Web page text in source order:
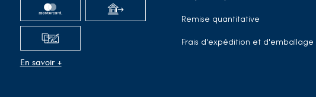
Remise quantitative
Frais d'expédition et d'emballage
En savoir +